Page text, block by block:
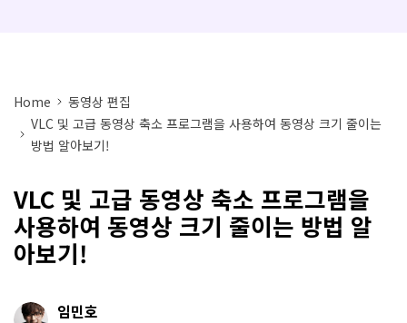
더 많은 솔루션 알아보기
Home
동영상 편집
VLC 및 고급 동영상 축소 프로그램을 사용하여 동영상 크기 줄이는
방법 알아보기!
VLC 및 고급 동영상 축소 프로그램을
사용하여 동영상 크기 줄이는 방법 알
아보기!
임민호